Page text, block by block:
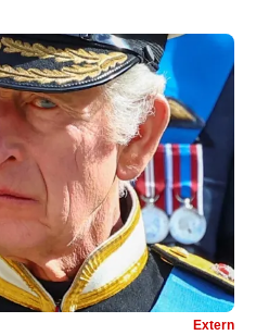
Extern